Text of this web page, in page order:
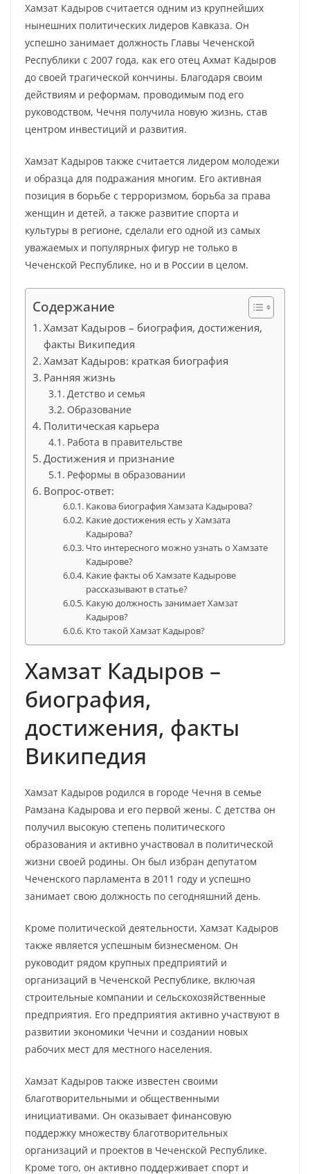
Хамзат Кадыров считается одним из крупнейших
нынешних политических лидеров Кавказа. Он
успешно занимает должность Главы Чеченской
Республики с 2007 года, как его отец Ахмат Кадыров
до своей трагической кончины. Благодаря своим
действиям и реформам, проводимым под его
руководством, Чечня получила новую жизнь, став
центром инвестиций и развития.
Хамзат Кадыров также считается лидером молодежи
и образца для подражания многим. Его активная
позиция в борьбе с терроризмом, борьба за права
женщин и детей, а также развитие спорта и
культуры в регионе, сделали его одной из самых
уважаемых и популярных фигур не только в
Чеченской Республике, но и в России в целом.
Содержание
Хамзат Кадыров – биография, достижения,
факты Википедия
Хамзат Кадыров: краткая биография
Ранняя жизнь
Детство и семья
Образование
Политическая карьера
Работа в правительстве
Достижения и признание
Реформы в образовании
Вопрос-ответ:
Какова биография Хамзата Кадырова?
Какие достижения есть у Хамзата
Кадырова?
Что интересного можно узнать о Хамзате
Кадырове?
Какие факты об Хамзате Кадырове
рассказывают в статье?
Какую должность занимает Хамзат
Кадыров?
Кто такой Хамзат Кадыров?
Хамзат Кадыров –
биография,
достижения, факты
Википедия
Хамзат Кадыров родился в городе Чечня в семье
Рамзана Кадырова и его первой жены. С детства он
получил высокую степень политического
образования и активно участвовал в политической
жизни своей родины. Он был избран депутатом
Чеченского парламента в 2011 году и успешно
занимает свою должность по сегодняшний день.
Кроме политической деятельности, Хамзат Кадыров
также является успешным бизнесменом. Он
руководит рядом крупных предприятий и
организаций в Чеченской Республике, включая
строительные компании и сельскохозяйственные
предприятия. Его предприятия активно участвуют в
развитии экономики Чечни и создании новых
рабочих мест для местного населения.
Хамзат Кадыров также известен своими
благотворительными и общественными
инициативами. Он оказывает финансовую
поддержку множеству благотворительных
организаций и проектов в Чеченской Республике.
Кроме того, он активно поддерживает спорт и